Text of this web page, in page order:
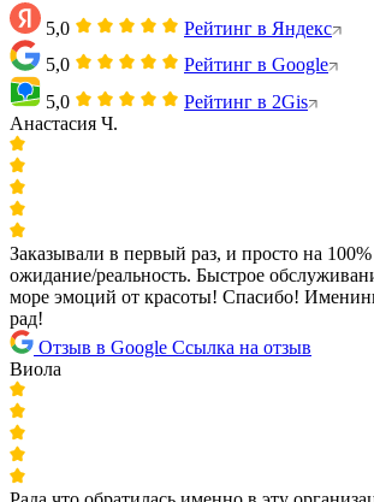
5,0
Рейтинг в Яндекс
5,0
Рейтинг в Google
5,0
Рейтинг в 2Gis
Анастасия Ч.
Заказывали в первый раз, и просто на
ожидание/реальность. Быстрое
море эмоций от красоты! Спасибо!
рад!
Отзыв в Google Ссылка на отзыв
Виола